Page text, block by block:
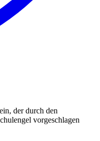
der durch den
vorgeschlagen